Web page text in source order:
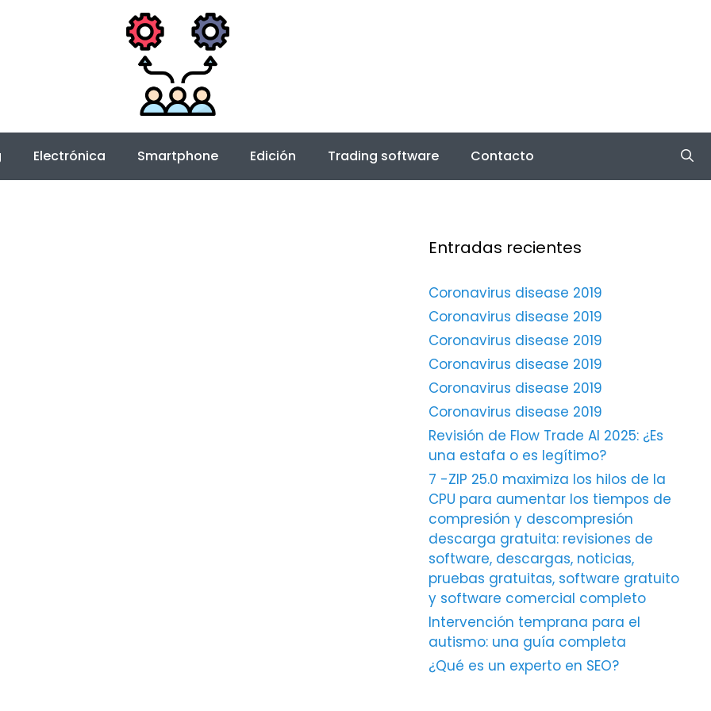
Electrónica Smartphone Edición Trading software Contacto
Entradas recientes
Coronavirus disease 2019
Coronavirus disease 2019
Coronavirus disease 2019
Coronavirus disease 2019
Coronavirus disease 2019
Coronavirus disease 2019
Revisión de Flow Trade AI 2025: ¿Es
una estafa o es legítimo?
7 -ZIP 25.0 maximiza los hilos de la
CPU para aumentar los tiempos de
compresión y descompresión
descarga gratuita: revisiones de
software, descargas, noticias,
pruebas gratuitas, software gratuito
y software comercial completo
Intervención temprana para el
autismo: una guía completa
¿Qué es un experto en SEO?